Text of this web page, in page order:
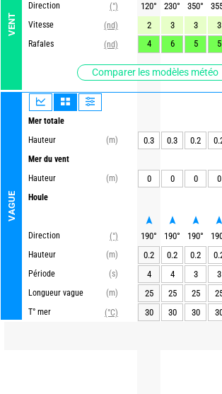
VENT
Direction
(°)
Vitesse
(nd)
Rafales
(nd)
Comparer les modèles météo
VAGUE
Mer totale
Hauteur
(m)
Mer du vent
Hauteur
(m)
Houle
Direction
(°)
Hauteur
(m)
Période
(s)
Longueur vague
(m)
T° mer
(°C)
120° 230° 350°
2
3 3 3
4
6 5 5
0.3 0.3 0.2
0 0 0 0
190° 190° 190°
0.2
0.2 0.2
4
4 3 3
25
25 25
30
30 30